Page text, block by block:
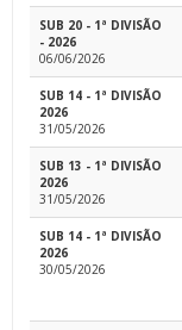
SUB 20 - 1ª DIVISÃO
- 2026
06/06/2026
SUB 14 - 1ª DIVISÃO
2026
31/05/2026
SUB 13 - 1ª DIVISÃO
2026
31/05/2026
SUB 14 - 1ª DIVISÃO
2026
30/05/2026